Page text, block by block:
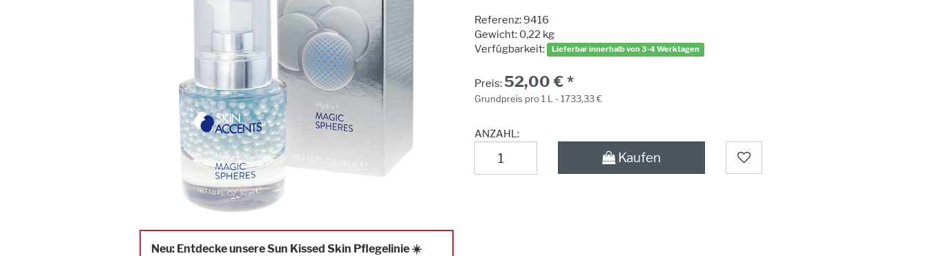
Neu: Entdecke unsere Sun Kissed Skin Pflegelinie ☀️
Referenz:9416
Gewicht: 0,22 kg
Verfügbarkeit:
Lieferbar innerhalb von 3-4 Werktagen
Preis: 52,00 € *
Grundpreis pro 1 L - 1733,33 €
ANZAHL:
Kaufen